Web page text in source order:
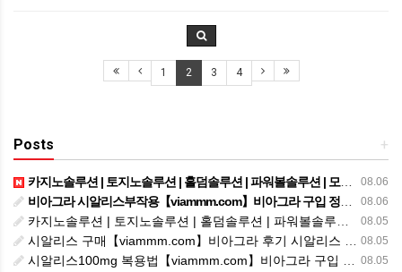
1 2 3 4
+
Posts
08.06
카지노솔루션 | 토지노솔루션 | 홀덤솔루션 | 파워볼솔루션 | 모아솔루션
08.06
비아그라 시알리스부작용【viammm.com】비아그라 구입 정품비아그라 시알리스발기부전
08.05
카지노솔루션 | 토지노솔루션 | 홀덤솔루션 | 파워볼솔루션 | 모아솔루션
08.05
시알리스 구매【viammm.com】비아그라 후기 시알리스 파는곳
08.05
시알리스100mg 복용법【viammm.com】비아그라 구입 시알리스20mg 복용법